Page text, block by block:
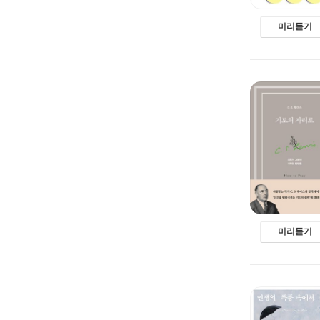
미리듣기
미리듣기